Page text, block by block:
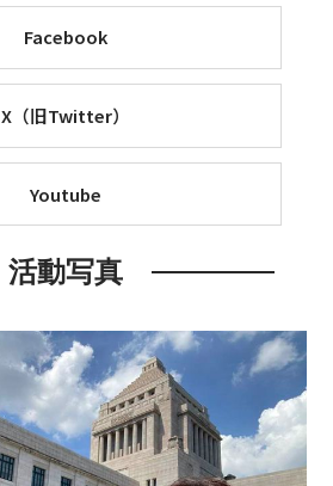
Facebook
X（旧Twitter）
Youtube
活動写真